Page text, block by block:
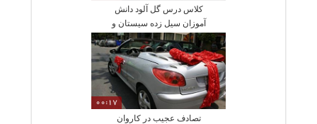
کلاس درس گل آلود دانش
آموزان سیل زده سیستان و
بلوچستان
00:17
تصادف عجیب در کاروان